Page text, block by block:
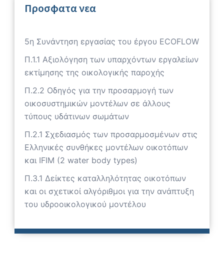
Προσφατα νεα
5η Συνάντηση εργασίας του έργου ECOFLOW
Π.1.1 Αξιολόγηση των υπαρχόντων εργαλείων
εκτίμησης της οικολογικής παροχής
Π.2.2 Οδηγός για την προσαρμογή των
οικοσυστημικών μοντέλων σε άλλους
τύπους υδάτινων σωμάτων
Π.2.1 Σχεδιασμός των προσαρμοσμένων στις
Ελληνικές συνθήκες μοντέλων οικοτόπων
και IFIM (2 water body types)
Π.3.1 Δείκτες καταλληλότητας οικοτόπων
και οι σχετικοί αλγόριθμοι για την ανάπτυξη
του υδροοικολογικού μοντέλου